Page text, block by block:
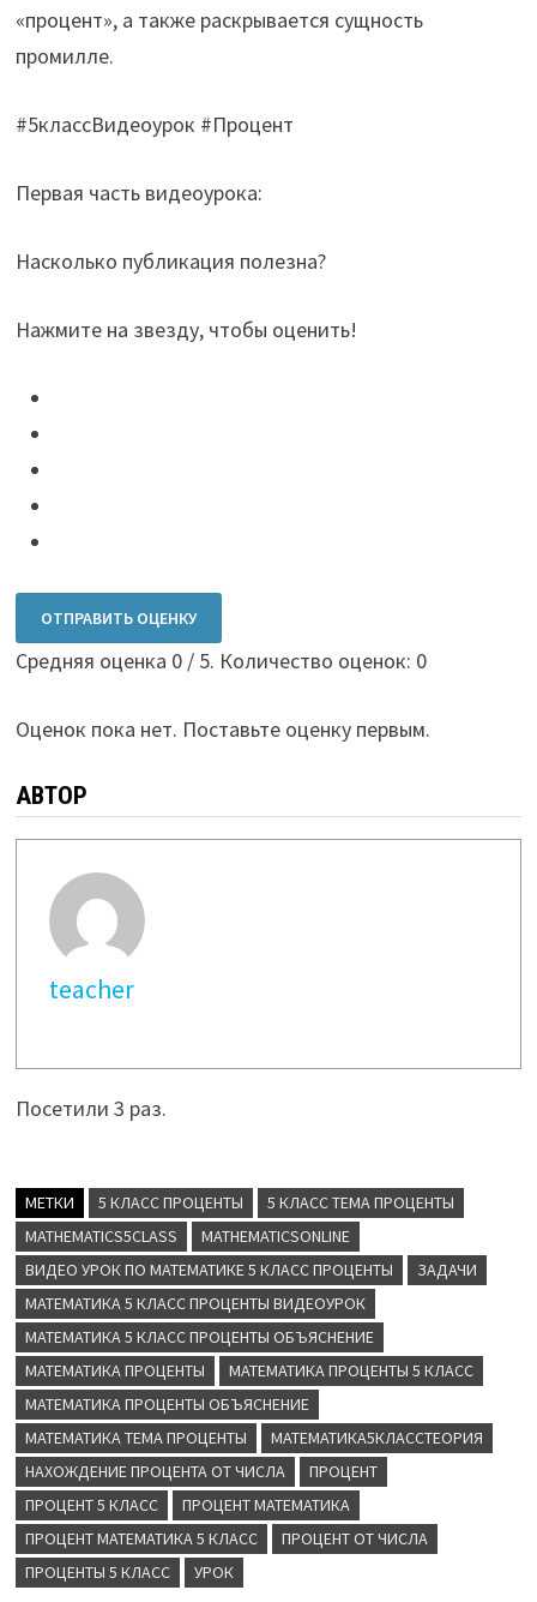
«процент», а также раскрывается сущность
промилле.
#5классВидеоурок #Процент
Первая часть видеоурока:
Насколько публикация полезна?
Нажмите на звезду, чтобы оценить!
ОТПРАВИТЬ ОЦЕНКУ
Средняя оценка 0/ 5. Количество оценок: 0
Оценок пока нет. Поставьте оценку первым.
АВТОР
teacher
Посетили 3 раз.
МЕТКИ 5 КЛАСС ПРОЦЕНТЫ
5 КЛАСС ТЕМА ПРОЦЕНТЫ
MATHEMATICS5CLASS
MATHEMATICSONLINE
ВИДЕО УРОК ПО МАТЕМАТИКЕ 5 КЛАСС ПРОЦЕНТЫ
ЗАДАЧИ
МАТЕМАТИКА 5 КЛАСС ПРОЦЕНТЫ ВИДЕОУРОК
МАТЕМАТИКА 5 КЛАСС ПРОЦЕНТЫ ОБЪЯСНЕНИЕ
МАТЕМАТИКА ПРОЦЕНТЫ
МАТЕМАТИКА ПРОЦЕНТЫ 5 КЛАСС
МАТЕМАТИКА ПРОЦЕНТЫ ОБЪЯСНЕНИЕ
МАТЕМАТИКА ТЕМА ПРОЦЕНТЫ
МАТЕМАТИКА5КЛАССТЕОРИЯ
НАХОЖДЕНИЕ ПРОЦЕНТА ОТ ЧИСЛА
ПРОЦЕНТ
ПРОЦЕНТ 5 КЛАСС
ПРОЦЕНТ МАТЕМАТИКА
ПРОЦЕНТ МАТЕМАТИКА 5 КЛАСС
ПРОЦЕНТ ОТ ЧИСЛА
ПРОЦЕНТЫ 5 КЛАСС
УРОК